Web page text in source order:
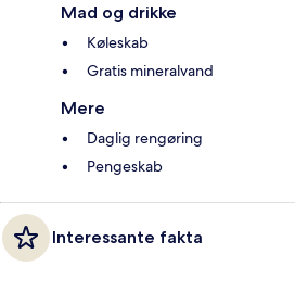
Mad og drikke
Køleskab
Gratis mineralvand
Mere
Daglig rengøring
Pengeskab
Interessante fakta